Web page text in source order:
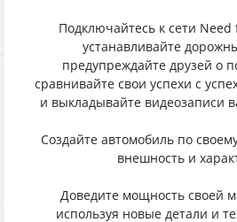
Подключайтесь к сети
устанавливайте
предупреждайте друзей о
сравнивайте свои успехи с
и выкладывайте видеозаписи
Создайте автомобиль по
внешность и
Доведите мощность своей
используя новые детали и